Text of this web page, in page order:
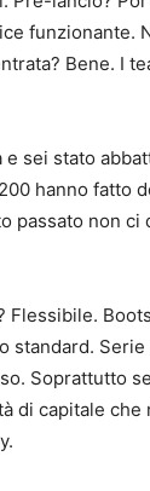
funzionante.
Bene. I
e sei stato
hanno fatto
passato non ci
Flessibile.
standard. Serie
Soprattutto
di capitale che